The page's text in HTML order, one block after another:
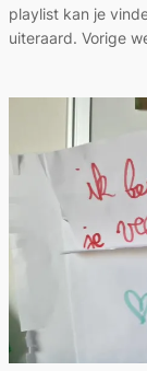
playlist kan je
uiteraard. Vorige